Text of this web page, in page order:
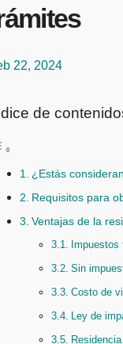
22, 2024
de
¿Estás
Requisitos para
Ventajas de la
Impuestos
Sin
Costo de
Ley de